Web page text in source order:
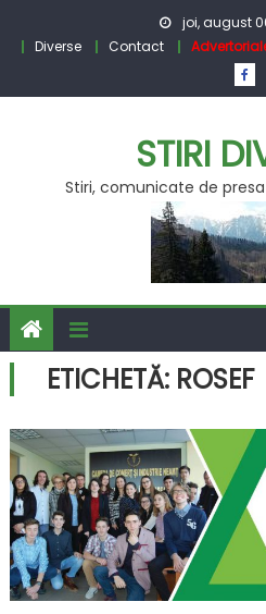
joi, august
Diverse
Contact
STIRI
Stiri, comunicate de
ETICHETĂ: ROSEF